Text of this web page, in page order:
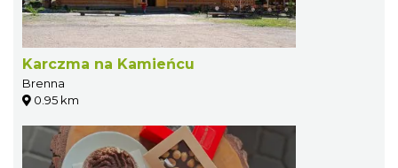
Karczma na Kamieńcu
Brenna
0.95 km